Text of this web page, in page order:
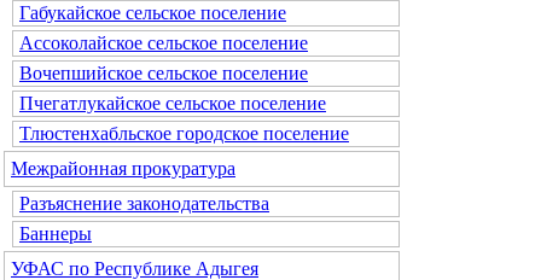
Габукайское сельское поселение
Ассоколайское сельское поселение
Вочепшийское сельское поселение
Пчегатлукайское сельское поселение
Тлюстенхабльское городское поселение
Межрайонная прокуратура
Разъяснение законодательства
Баннеры
УФАС по Республике Адыгея